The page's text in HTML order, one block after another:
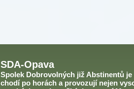
SDA-Opava
Spolek Dobrovolných již Abstinentů
chodí po horách a provozují nejen